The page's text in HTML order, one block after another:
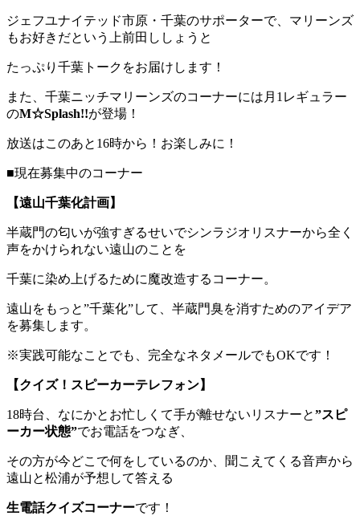
ジェフユナイテッド市原・千葉のサポーターで、マリーンズ
もお好きだという上前田ししょうと
たっぷり千葉トークをお届けします！
また、千葉ニッチマリーンズのコーナーには月1レギュラー
のM☆Splash!!が登場！
放送はこのあと16時から！お楽しみに！
■現在募集中のコーナー
【遠山千葉化計画】
半蔵門の匂いが強すぎるせいでシンラジオリスナーから全く
声をかけられない遠山のことを
千葉に染め上げるために魔改造するコーナー。
遠山をもっと”千葉化”して、半蔵門臭を消すためのアイデア
を募集します。
※実践可能なことでも、完全なネタメールでもOKです！
【クイズ！スピーカーテレフォン】
18時台、なにかとお忙しくて手が離せないリスナーと”スピ
ーカー状態”でお電話をつなぎ、
その方が今どこで何をしているのか、聞こえてくる音声から
遠山と松浦が予想して答える
生電話クイズコーナーです！